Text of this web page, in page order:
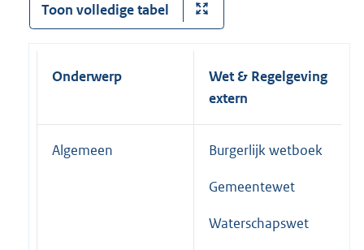
Toon volledige tabel
Onderwerp
Wet & Regelgeving
extern
Algemeen Burgerlijk wetboek
Gemeentewet
Waterschapswet